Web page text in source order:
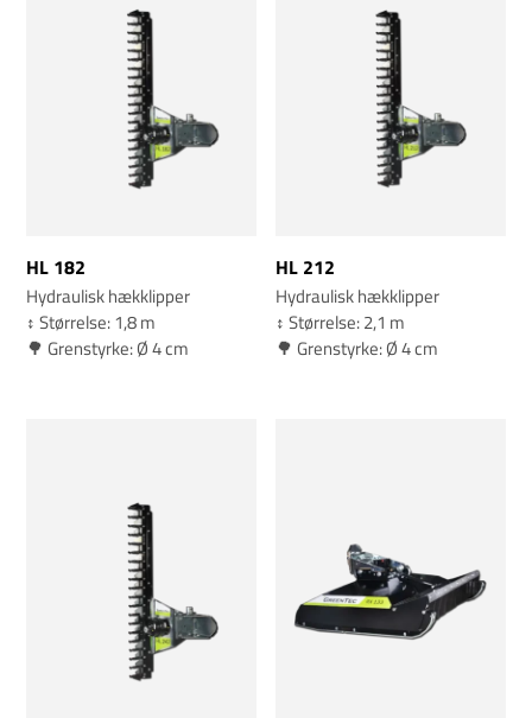
HL 182
Hydraulisk hækklipper
↕️ Størrelse: 1,8 m
🌳 Grenstyrke: Ø 4 cm
HL 212
Hydraulisk hækklipper
↕️ Størrelse: 2,1 m
🌳 Grenstyrke: Ø 4 cm